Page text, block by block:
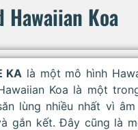
Koa
KA là một mô hình
Koa là một
lùng nhiều nhất vì
gắn kết. Đây cũng là